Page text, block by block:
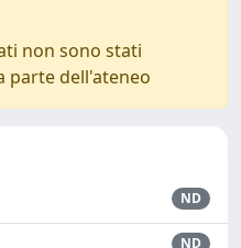
non sono stati
parte dell'ateneo
ND
ND